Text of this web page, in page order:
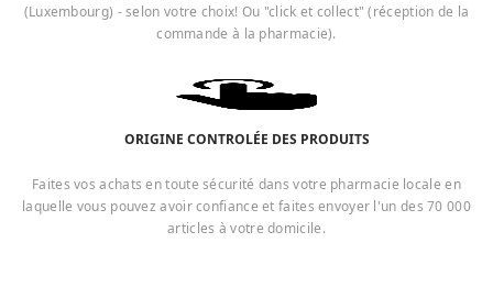
(Luxembourg) - selon votre choix! Ou "click et collect" (réception de la
commande à la pharmacie).
ORIGINE CONTROLÉE DES PRODUITS
Faites vos achats en toute sécurité dans votre pharmacie locale en
laquelle vous pouvez avoir confiance et faites envoyer l'un des 70 000
articles à votre domicile.